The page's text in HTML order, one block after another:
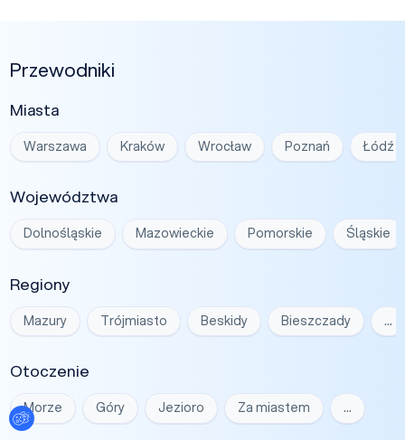
Przewodniki
Miasta
Warszawa Kraków Wrocław Poznań Łódź
Województwa
Dolnośląskie Mazowieckie Pomorskie Śląskie
Regiony
Mazury Trójmiasto Beskidy Bieszczady …
Otoczenie
Morze Góry Jezioro Za miastem …
Ustawienia plików cookies